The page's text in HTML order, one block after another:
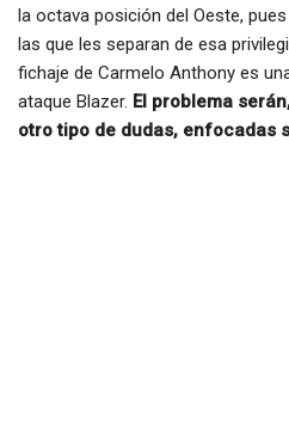
la octava posición del Oeste,
las que les separan de esa
fichaje de Carmelo Anthony es
ataque Blazer. El problema
otro tipo de dudas, enfocadas